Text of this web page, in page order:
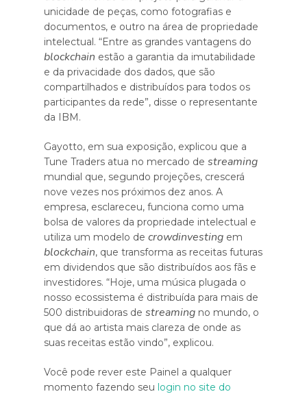
unicidade de peças, como fotografias e
documentos, e outro na área de propriedade
intelectual. “Entre as grandes vantagens do
blockchain estão a garantia da imutabilidade
e da privacidade dos dados, que são
compartilhados e distribuídos para todos os
participantes da rede”, disse o representante
da IBM.
Gayotto, em sua exposição, explicou que a
Tune Traders atua no mercado de streaming
mundial que, segundo projeções, crescerá
nove vezes nos próximos dez anos. A
empresa, esclareceu, funciona como uma
bolsa de valores da propriedade intelectual e
utiliza um modelo de crowdinvesting em
blockchain, que transforma as receitas futuras
em dividendos que são distribuídos aos fãs e
investidores. “Hoje, uma música plugada o
nosso ecossistema é distribuída para mais de
500 distribuidoras de streaming no mundo, o
que dá ao artista mais clareza de onde as
suas receitas estão vindo”, explicou.
Você pode rever este Painel a qualquer
momento fazendo seu login no site do